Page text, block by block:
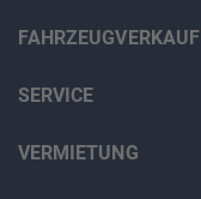
FAHRZEUGVERKAUF
SERVICE
VERMIETUNG